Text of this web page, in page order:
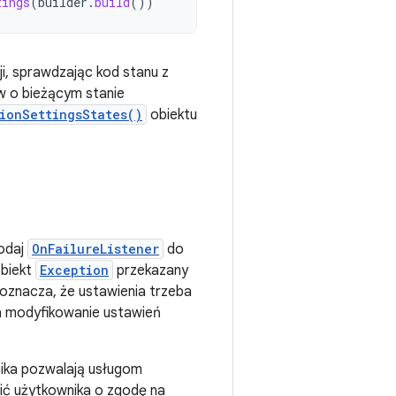
sprawdzając kod stanu z
o bieżącym stanie
obiektu
OnFailureListener do
Exception przekazany
że ustawienia trzeba
ustawień
pozwalają usługom
użytkownika o zgodę na